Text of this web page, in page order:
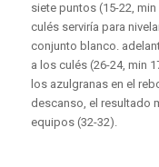
siete puntos (15-22,
culés serviría para
conjunto blanco.
a los culés (26-24, min
los azulgranas en el
descanso, el resultado
equipos (32-32).